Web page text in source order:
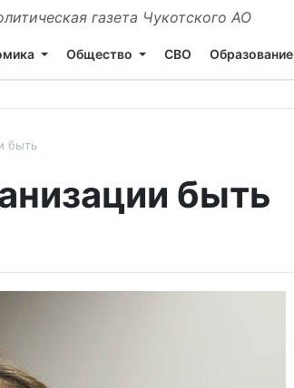
газета Чукотского АО
Общество СВО Образование
быть
быть